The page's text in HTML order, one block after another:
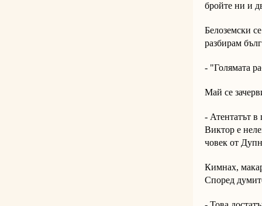
бройте ни и
Белоземски
разбирам
- "Голямата
Май се
- Атентатът в
Виктор е
човек от
Кимнах,
Според